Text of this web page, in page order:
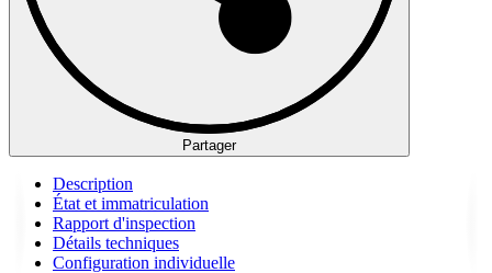
Partager
Description
État et immatriculation
Rapport d'inspection
Détails techniques
Configuration individuelle